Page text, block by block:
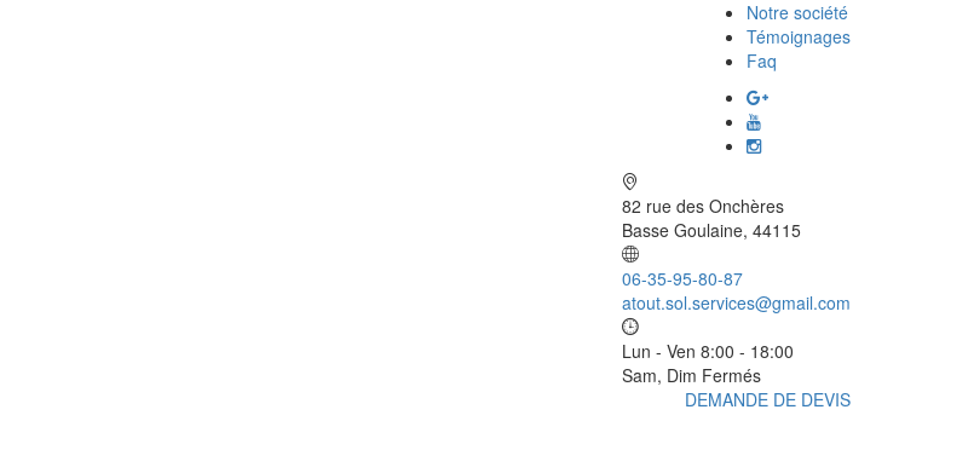
Notre société
Témoignages
Faq
82 rue des Onchères
Basse Goulaine, 44115
06-35-95-80-87
atout.sol.services@gmail.com
Lun - Ven 8:00 - 18:00
Sam, Dim Fermés
DEMANDE DE DEVIS